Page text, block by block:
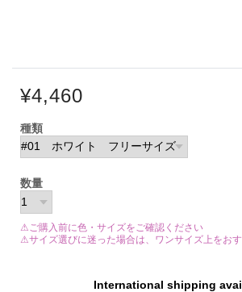
¥4,460
種類
数量
⚠ご購入前に色・サイズをご確認ください
⚠サイズ選びに迷った場合は、ワンサイズ上をお
International shipping